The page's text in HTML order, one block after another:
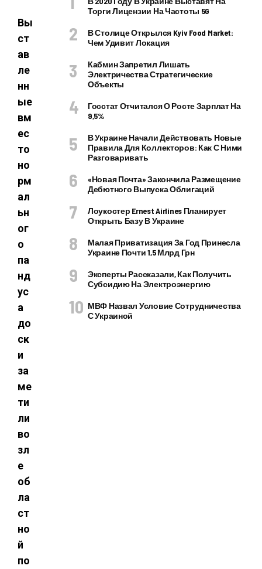
Вы
ст
ав
ле
нн
ые
вм
ес
то
но
рм
ал
ьн
ог
о
па
нд
ус
а
до
ск
и
за
ме
ти
ли
во
зл
е
об
ла
ст
но
й
по
Торги Лицензии На Частоты 5G
В Столице Открылся Kyiv Food Market:
Чем Удивит Локация
Кабмин Запретил Лишать
Электричества Стратегические
Объекты
Госстат Отчитался О Росте Зарплат На
9,5%
В Украине Начали Действовать Новые
Правила Для Коллекторов: Как С Ними
Разговаривать
«Новая Почта» Закончила Размещение
Дебютного Выпуска Облигаций
Лоукостер Ernest Airlines Планирует
Открыть Базу В Украине
Малая Приватизация За Год Принесла
Украине Почти 1,5 Млрд Грн
Эксперты Рассказали, Как Получить
Субсидию На Электроэнергию
МВФ Назвал Условие Сотрудничества
С Украиной